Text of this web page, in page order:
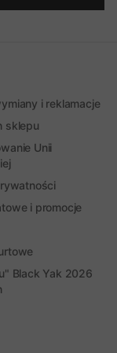
i reklamacje
sklepu
Unii
i promocje
Black Yak 2026